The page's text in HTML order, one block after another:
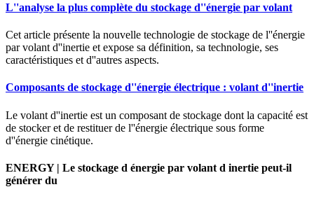
L''analyse la plus complète du stockage d''énergie par volant
Cet article présente la nouvelle technologie de stockage de l''énergie
par volant d''inertie et expose sa définition, sa technologie, ses
caractéristiques et d''autres aspects.
Composants de stockage d''énergie électrique : volant d''inertie
Le volant d''inertie est un composant de stockage dont la capacité est
de stocker et de restituer de l''énergie électrique sous forme
d''énergie cinétique.
ENERGY | Le stockage d énergie par volant d inertie peut-il
générer du